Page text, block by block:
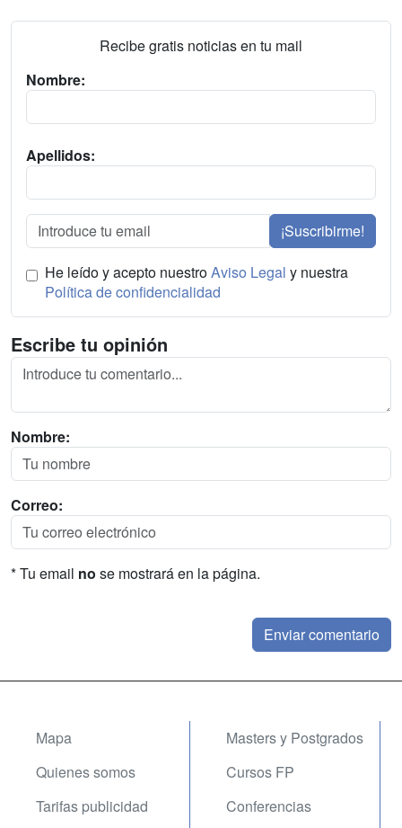
Recibe gratis noticias en tu mail
Nombre:
Apellidos:
¡Suscribirme!
He leído y acepto nuestroAviso Legal y nuestra
Política de confidencialidad
Escribe tu opinión
Nombre:
Correo:
* Tu email no se mostrará en la página.
Mapa
Quienes somos
Tarifas publicidad
Masters y Postgrados
Cursos FP
Conferencias